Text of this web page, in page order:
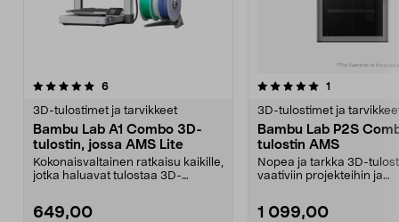
6arvostelut
3D-tulostimet ja tarvikkeet
Bambu Lab A1 Combo 3D-
tulostin, jossa AMS Lite
Kokonaisvaltainen ratkaisu kaikille,
jotka haluavat tulostaa 3D-
649,00
5.0viidestä
1
3D-tulostimet ja
Bambu Lab P2S
tulostin AMS
Nopea ja tarkka 3D-
vaativiin projekteihin ja
1 099,00
0.0 viidestä